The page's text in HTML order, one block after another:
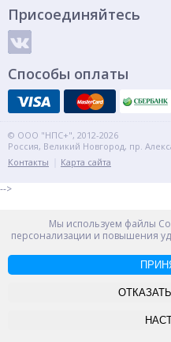
Мы используем файлы
персонализации и повышения
Присоединяйтесь
Способы оплаты
© ООО "НПС+", 2012-2026
Россия, Великий Новгород, пр.
Контакты
Карта сайта
-->